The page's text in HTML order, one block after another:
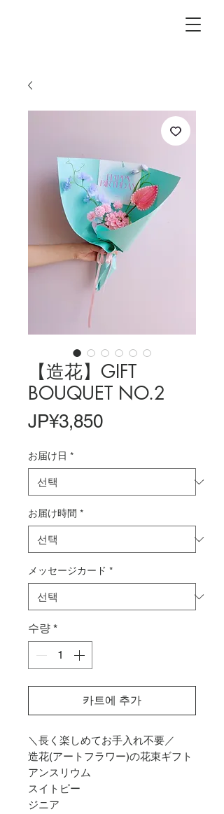
【造花】GIFT
BOUQUET NO.2
JP¥3,850가
お届け日 *
お届け時間 *
メッセージカード *
수량 *
카트에 추가
＼長く楽しめてお手入れ不要／
造花(アートフラワー)の花束ギフト
アンスリウム
スイトピー
ジニア